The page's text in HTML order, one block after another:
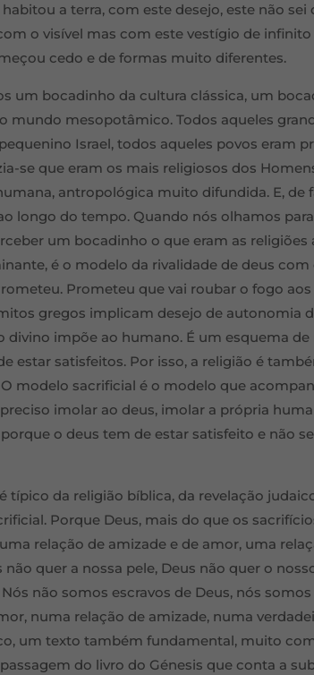
a terra, com este desejo, este não
o visível mas com este vestígio de
cedo e de formas muito diferentes.
um bocadinho da cultura clássica, um
mundo mesopotâmico. Todos aqueles
Israel, todos aqueles povos eram
se que eram os mais religiosos dos
antropológica muito difundida. E, de
longo do tempo. Quando nós olhamos
um bocadinho o que eram as religiões
é o modelo da rivalidade de deus
Prometeu que vai roubar o fogo
gregos implicam desejo de autonomia
divino impõe ao humano. É um esquema de
estar satisfeitos. Por isso, a religião é
modelo sacrificial é o modelo que
imolar ao deus, imolar a própria
o deus tem de estar satisfeito e não
típico da religião bíblica, da revelação
Porque Deus, mais do que os
relação de amizade e de amor, uma
não quer a nossa pele, Deus não quer o
não somos escravos de Deus, nós
numa relação de amizade, numa
um texto também fundamental, muito
do livro do Génesis que conta a